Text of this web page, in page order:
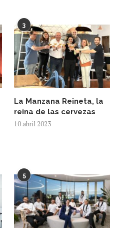
3
La Manzana Reineta, la
reina de las cervezas
10 abril 2023
5